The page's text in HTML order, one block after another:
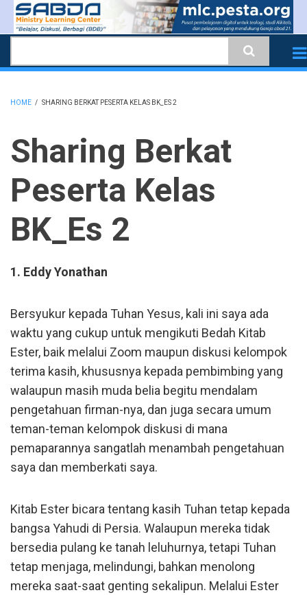
Skip
content
HOME / SHARING BERKAT PESERTA KELAS BK_ES 2
Sharing Berkat
Peserta Kelas
BK_Es 2
1. Eddy Yonathan
Bersyukur kepada Tuhan Yesus, kali ini saya ada
waktu yang cukup untuk mengikuti Bedah Kitab
Ester, baik melalui Zoom maupun diskusi kelompok
terima kasih, khususnya kepada pembimbing yang
walaupun masih muda belia begitu mendalam
pengetahuan firman-nya, dan juga secara umum
teman-teman kelompok diskusi di mana
pemaparannya sangatlah menambah pengetahuan
saya dan memberkati saya.
Kitab Ester bicara tentang kasih Tuhan tetap kepada
bangsa Yahudi di Persia. Walaupun mereka tidak
bersedia pulang ke tanah leluhurnya, tetapi Tuhan
tetap menjaga, melindungi, bahkan menolong
mereka saat-saat genting sekalipun. Melalui Ester